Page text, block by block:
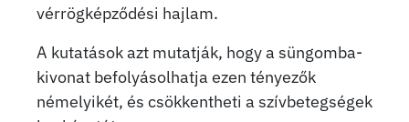
vérrögképződési hajlam.
A kutatások azt mutatják, hogy a süngomba-
kivonat befolyásolhatja ezen tényezők
némelyikét, és csökkentheti a szívbetegségek